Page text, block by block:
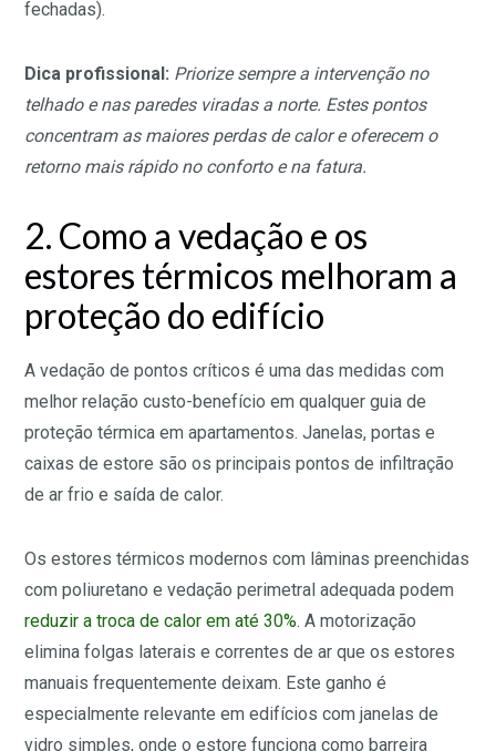
fechadas).
Dica profissional: Priorize sempre a intervenção no
telhado e nas paredes viradas a norte. Estes pontos
concentram as maiores perdas de calor e oferecem o
retorno mais rápido no conforto e na fatura.
2. Como a vedação e os
estores térmicos melhoram a
proteção do edifício
A vedação de pontos críticos é uma das medidas com
melhor relação custo-benefício em qualquer guia de
proteção térmica em apartamentos. Janelas, portas e
caixas de estore são os principais pontos de infiltração
de ar frio e saída de calor.
Os estores térmicos modernos com lâminas preenchidas
com poliuretano e vedação perimetral adequada podem
reduzir a troca de calor em até 30%. A motorização
elimina folgas laterais e correntes de ar que os estores
manuais frequentemente deixam. Este ganho é
especialmente relevante em edifícios com janelas de
vidro simples, onde o estore funciona como barreira